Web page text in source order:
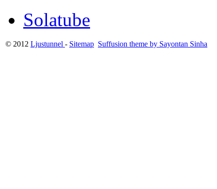
Solatube
© 2012 Ljustunnel - Sitemap Suffusion theme by Sayontan Sinha